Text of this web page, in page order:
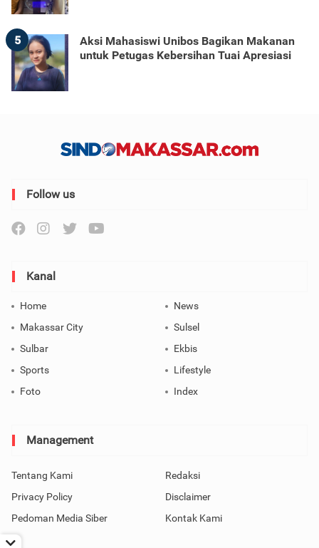
5
Aksi Mahasiswi Unibos Bagikan Makanan
untuk Petugas Kebersihan Tuai Apresiasi
Follow us
Kanal
Home
News
Makassar City
Sulsel
Sulbar
Ekbis
Sports
Lifestyle
Foto
Index
Management
Tentang Kami
Redaksi
Privacy Policy
Disclaimer
Pedoman Media Siber
Kontak Kami